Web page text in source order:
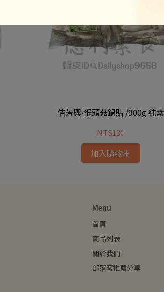
佶芳興-猴頭菇鍋貼 /900g 純素
NT$130
加入購物車
Menu
首頁
商品列表
關於我們
部落客推薦分享